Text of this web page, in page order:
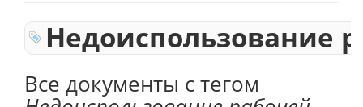
Недоиспользование
Все документы с тегом